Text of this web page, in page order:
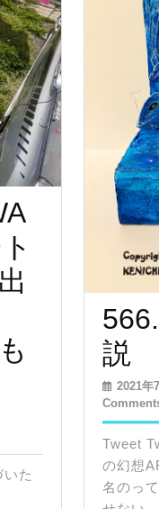
た
説
江
の
島
五
2021年
Tweet
の幻想
名のっ